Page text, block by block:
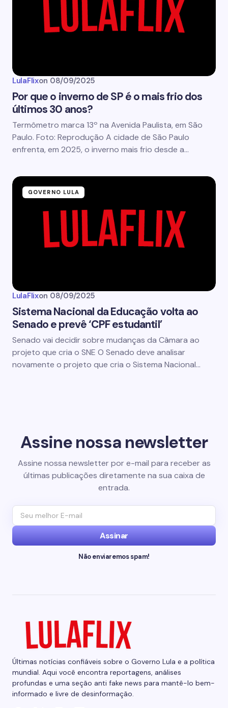
LulaFlixon 08/09/2025
Por que o inverno de SP é o mais frio dos
últimos 30 anos?
Termômetro marca 13º na Avenida Paulista, em São
Paulo. Foto: Reprodução A cidade de São Paulo
enfrenta, em 2025, o inverno mais frio desde a…
GOVERNO LULA
LulaFlixon 08/09/2025
Sistema Nacional da Educação volta ao
Senado e prevê ‘CPF estudantil’
Senado vai decidir sobre mudanças da Câmara ao
projeto que cria o SNE O Senado deve analisar
novamente o projeto que cria o Sistema Nacional…
Assine nossa newsletter
Assine nossa newsletter por e-mail para receber as
últimas publicações diretamente na sua caixa de
entrada.
Assinar
Não enviaremos spam!
Últimas notícias confiáveis sobre o Governo Lula e a política
mundial. Aqui você encontra reportagens, análises
profundas e uma seção anti fake news para mantê-lo bem-
informado e livre de desinformação.